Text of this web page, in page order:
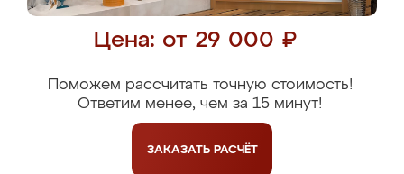
Цена: от 29 000 ₽
Поможем рассчитать точную стоимость!
Ответим менее, чем за 15 минут!
ЗАКАЗАТЬ РАСЧЁТ